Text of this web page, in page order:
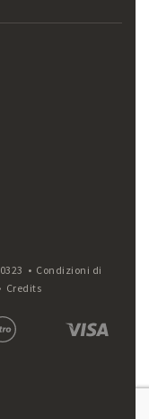
• Condizioni di
Credits